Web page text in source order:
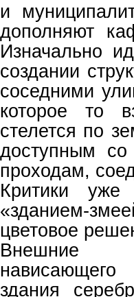
и
дополняют
Изначально
создании
соседними
которое то
стелется по
доступным
проходам,
Критики уже
«зданием-
цветовое
Внешние
здания